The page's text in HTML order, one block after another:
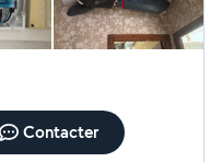
Contacter